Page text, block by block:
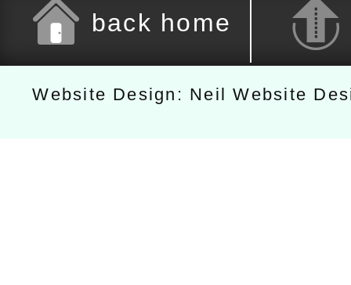
back home
Website Design: Neil Website